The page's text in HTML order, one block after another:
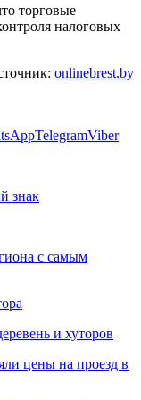
торговые
налоговых
onlinebrest.by
TelegramViber
знак
с самым
и хуторов
цены на проезд в